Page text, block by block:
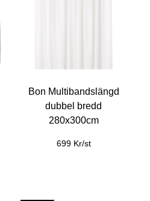
Bon Multibandslängd
dubbel bredd
280x300cm
699 Kr/st